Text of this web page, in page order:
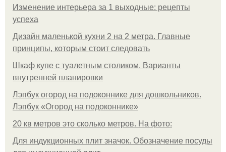
Изменение интерьера за 1 выходные: рецепты
успеха
Дизайн маленькой кухни 2 на 2 метра. Главные
принципы, которым стоит следовать
Шкаф купе с туалетным столиком. Варианты
внутренней планировки
Лэпбук огород на подоконнике для дошкольников.
Лэпбук «Огород на подоконнике»
20 кв метров это сколько метров. На фото:
Для индукционных плит значок. Обозначение посуды